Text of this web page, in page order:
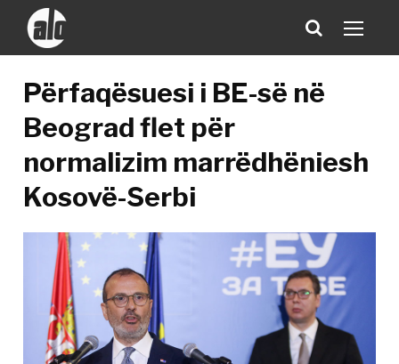
Përfaqësuesi i BE-së në
Beograd flet për
normalizim marrëdhëniesh
Kosovë-Serbi